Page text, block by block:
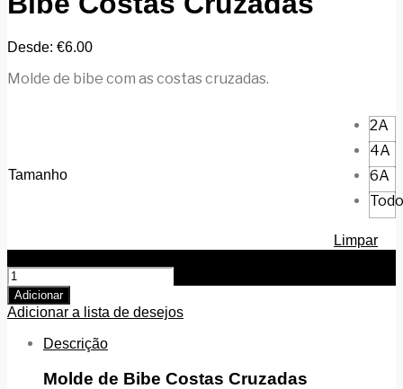
Desde: €6.00
Molde de bibe com as costas cruzadas.
Tamanho
2A
4A
6A
Limpar
Adicionar
Adicionar a lista de desejos
Descrição
Molde de Bibe Costas Cruzadas